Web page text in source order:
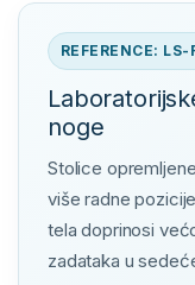
REFERENCE: LS-
noge
Stolice
više radne
tela doprinosi
zadataka u